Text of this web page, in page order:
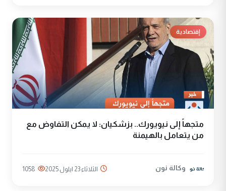
إقتصادية
متجهاً إلى نيويورك.. بزشكيان: لا يمكن التفاوض مع
من يتعامل بالهيمنة
وكالة نون الثلاثاء 23 ايلول 2025 1058